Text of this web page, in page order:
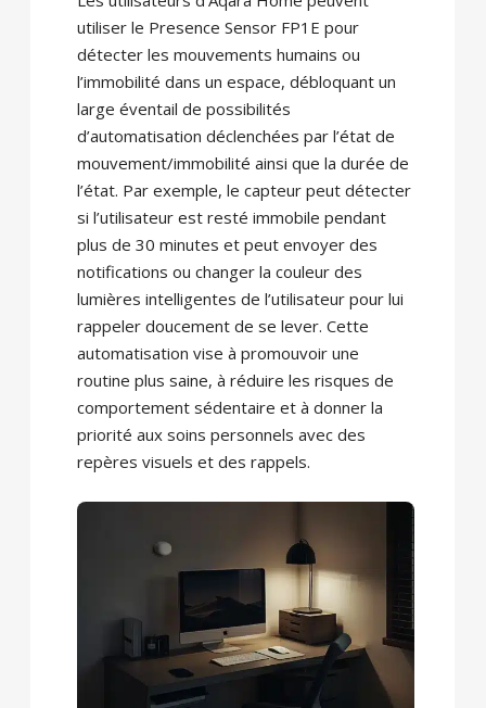
utiliser le Presence Sensor FP1E ​​pour
détecter les mouvements humains ou
l’immobilité dans un espace, débloquant un
large éventail de possibilités
d’automatisation déclenchées par l’état de
mouvement/immobilité ainsi que la durée de
l’état. Par exemple, le capteur peut détecter
si l’utilisateur est resté immobile pendant
plus de 30 minutes et peut envoyer des
notifications ou changer la couleur des
lumières intelligentes de l’utilisateur pour lui
rappeler doucement de se lever. Cette
automatisation vise à promouvoir une
routine plus saine, à réduire les risques de
comportement sédentaire et à donner la
priorité aux soins personnels avec des
repères visuels et des rappels.